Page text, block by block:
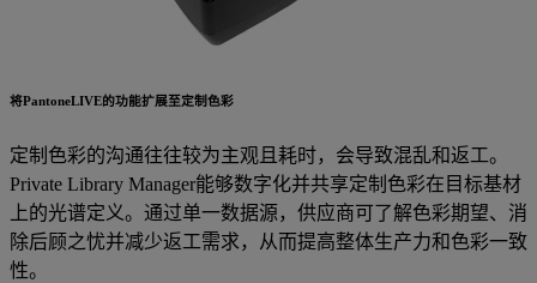
将PantoneLIVE的功能扩展至定制色彩
定制色彩的沟通往往较为主观且耗时，会导致混乱和返工。
Private Library Manager能够数字化并共享定制色彩在目标基材
上的光谱定义。通过单一数据源，供应商可了解色彩期望、消
除后顾之忧并减少返工需求，从而提高整体生产力和色彩一致
性。